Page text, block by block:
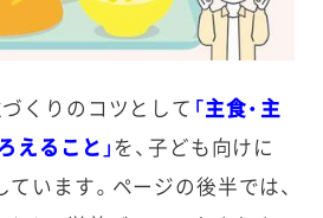
くりのコツとして 「主食・主
えること」 を、子ども向けに
います。 ページの後半では、